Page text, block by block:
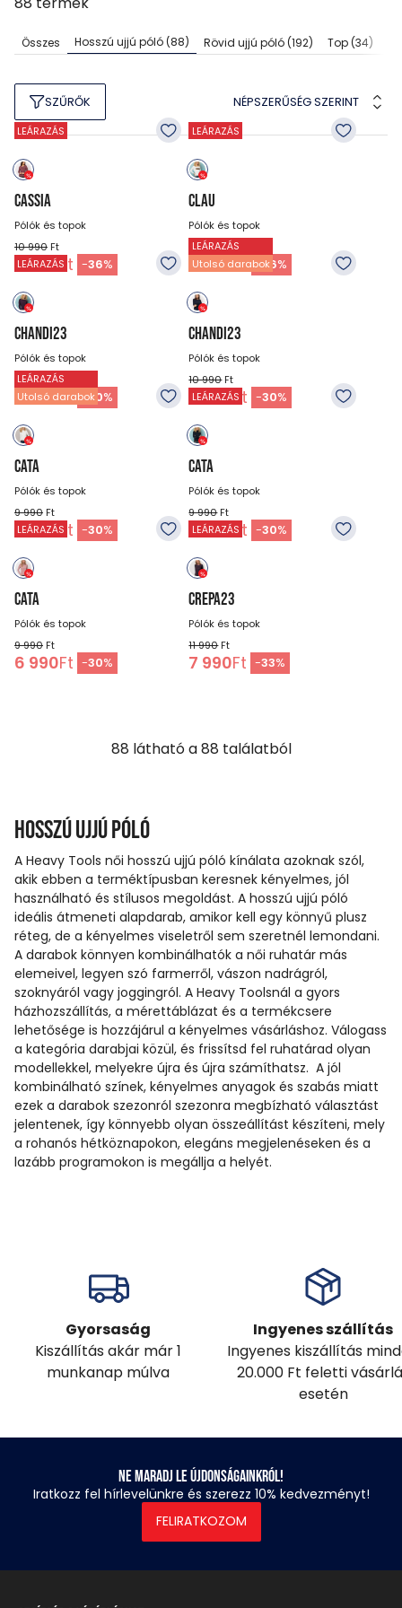
Összes Hosszú ujjú póló(88) Rövid ujjú póló(192) Top(34)
SZŰRŐK NÉPSZERŰSÉG SZERINT
LEÁRAZÁS
CASSIA
Pólók és topok
10 990 Ft
6 990Ft -36%
LEÁRAZÁS
CLAU
Pólók és topok
10 990Ft
6 990Ft -36%
LEÁRAZÁS
CHANDI23
Pólók és topok
10 990Ft
7 690Ft -30%
LEÁRAZÁS
Utolsó darabok
CHANDI23
Pólók és topok
10 990Ft
7 690Ft -30%
LEÁRAZÁS
Utolsó darabok
CATA
Pólók és topok
9 990 Ft
6 990Ft -30%
LEÁRAZÁS
CATA
Pólók és topok
9 990Ft
6 990Ft -30%
LEÁRAZÁS
CATA
Pólók és topok
9 990 Ft
6 990Ft -30%
LEÁRAZÁS
CREPA23
Pólók és topok
11 990Ft
7 990Ft -33%
88 látható a88 találatból
Hosszú ujjú póló
A Heavy Tools női hosszú ujjú póló kínálata azoknak szól,
akik ebben a terméktípusban keresnek kényelmes, jól
használható és stílusos megoldást. A hosszú ujjú póló
ideális átmeneti alapdarab, amikor kell egy könnyű plusz
réteg, de a kényelmes viseletről sem szeretnél lemondani.
A darabok könnyen kombinálhatók a női ruhatár más
elemeivel, legyen szó farmerről, vászon nadrágról,
szoknyáról vagy joggingról. A Heavy Toolsnál a gyors
házhozszállítás, a mérettáblázat és a termékcsere
lehetősége is hozzájárul a kényelmes vásárláshoz. Válogass
a kategória darabjai közül, és frissítsd fel ruhatárad olyan
modellekkel, melyekre újra és újra számíthatsz. A jól
kombinálható színek, kényelmes anyagok és szabás miatt
ezek a darabok szezonról szezonra megbízható választást
jelentenek, így könnyebb olyan összeállítást készíteni, mely
a rohanós hétköznapokon, elegáns megjelenéseken és a
lazább programokon is megállja a helyét.
Gyorsaság
Kiszállítás akár már 1
munkanap múlva
Ingyenes szállítás
Ingyenes kiszállítás
20.000 Ft feletti
esetén
Ne maradj le újdonságainkról!
Iratkozz fel hírlevelünkre és szerezz 10% kedvezményt!
FELIRATKOZOM